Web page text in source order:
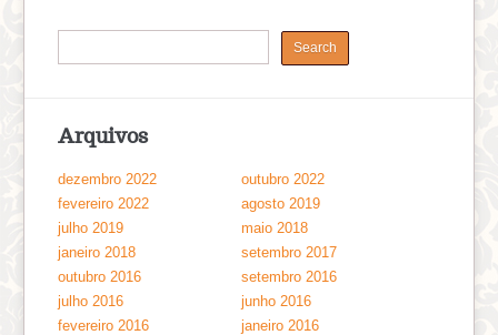
Arquivos
dezembro 2022
outubro 2022
fevereiro 2022
agosto 2019
julho 2019
maio 2018
janeiro 2018
setembro 2017
outubro 2016
setembro 2016
julho 2016
junho 2016
fevereiro 2016
janeiro 2016